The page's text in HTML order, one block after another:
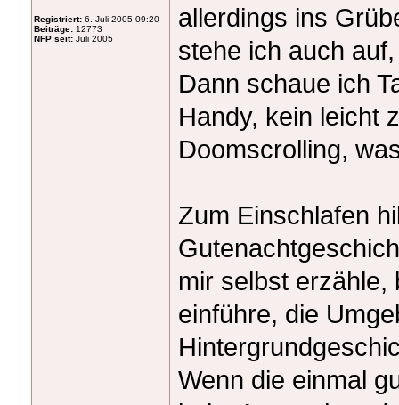
Registriert: 6. Juli 2005 09:20
Beiträge: 12773
NFP seit: Juli 2005
allerdings ins
stehe ich auch
Dann schaue ich
Handy, kein leicht
Doomscrolling,
Zum Einschlafen
mir selbst erzähle,
einführe, die
Wenn die einmal